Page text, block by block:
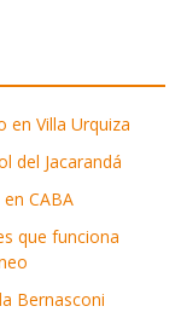
en Villa Urquiza
del Jacarandá
CABA
que funciona
Bernasconi